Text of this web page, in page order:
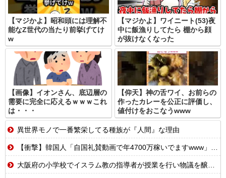
【マジかよ】昭和頭には理解不
能なZ世代の当たり前挙げてけ
w
【マジかよ】ワイニート(53)夜
中に飯漁りしてたら 棚から顔
が抜けなくなった
【画像】イオンさん、底辺層の
需要に完全に応えるｗｗｗこれ
は・・・
【仰天】神の舌ワイ、お前らの
作ったカレーを公正に評価し、
値付けをおこなうwww
異世界モノで一番繁栄してる種族が『人間』な理由
【衝撃】韓国人「自国礼賛動画で年4700万稼いでますwww」→海外の反応ch運営の秘密…
大阪府の小学校でイスラム教の指導者が授業を行い物議を醸す！ #大阪 #イスラム教 #モスク